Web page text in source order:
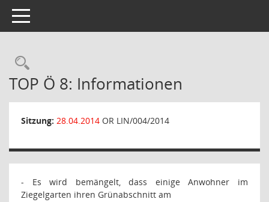
Toggle navigation
Rechercheauswahl
TOP Ö 8: Informationen
Sitzung: 28.04.2014 OR LIN/004/2014
- Es wird bemängelt, dass einige Anwohner im
Ziegelgarten ihren Grünabschnitt am